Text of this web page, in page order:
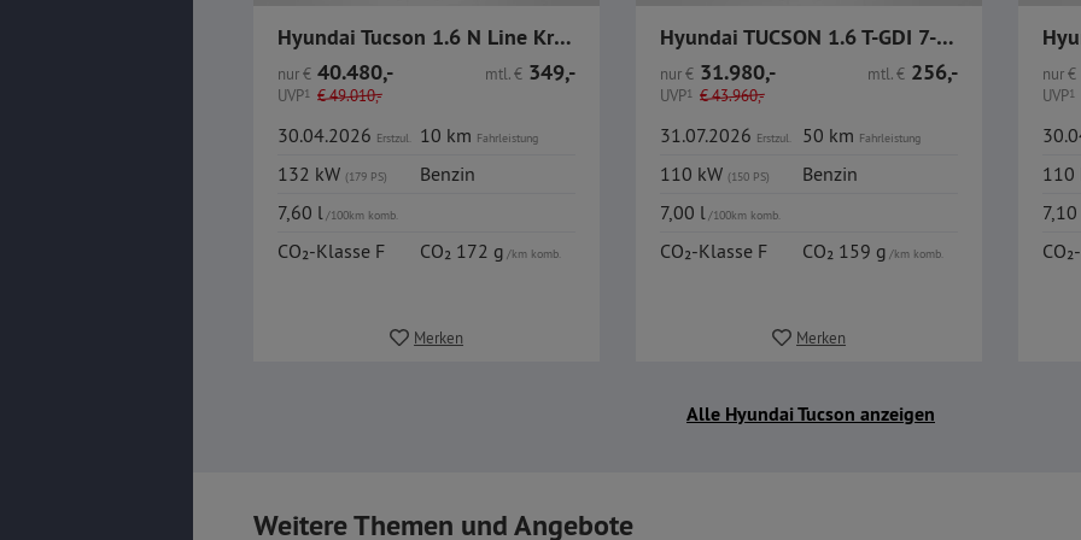
Hyundai Tucson 1.6 N Line Krell R.Kamera CarPlay Sitzheiz.
nur€ 40.480,-
UVP1 €49.010,-
mtl.€ 349,-
30.04.2026 Erstzul. 10 km Fahrleistung
132 kW (179 PS)
Benzin
7,60 l/100km komb.
CO₂-Klasse F CO₂ 172 g/km komb.
Merken
Hyundai TUCSON 1.6 T-GDI 7-DCT 2WD Trend
nur€ 31.980,-
UVP1 €43.960,-
mtl.€ 256,-
31.07.2026 Erstzul. 50 km Fahrleistung
110 kW (150 PS)
Benzin
7,00 l/100km komb.
CO₂-Klasse F CO₂ 159 g/km komb.
Merken
nur€
UVP1
110
Alle Hyundai Tucson anzeigen
Weitere Themen und Angebote